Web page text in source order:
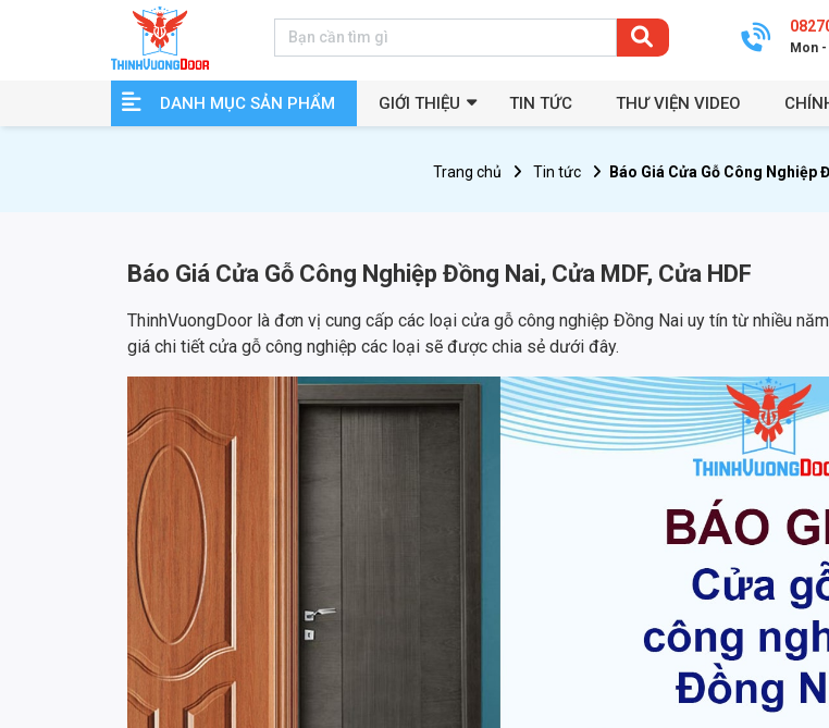
Mon
DANH MỤC SẢN PHẨM GIỚI THIỆU TIN TỨC THƯ VIỆN VIDEO
Trang chủ Tin tức Báo Giá Cửa Gỗ Công Nghiệp
Báo Giá Cửa Gỗ Công Nghiệp Đồng Nai, Cửa MDF, Cửa HDF
ThinhVuongDoor là đơn vị cung cấp các loại cửa gỗ công nghiệp Đồng Nai uy tín từ nhiều
giá chi tiết cửa gỗ công nghiệp các loại sẽ được chia sẻ dưới đây.